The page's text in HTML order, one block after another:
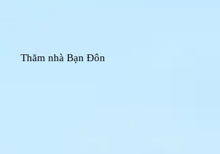
Thăm nhà Bạn Đôn